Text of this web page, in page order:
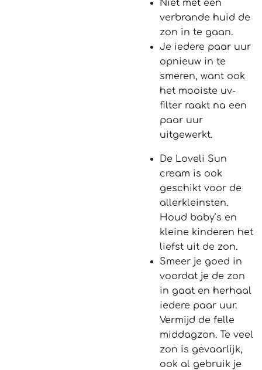
Niet met een
verbrande huid de
zon in te gaan.
Je iedere paar uur
opnieuw in te
smeren, want ook
het mooiste uv-
filter raakt na een
paar uur
uitgewerkt.
De Loveli Sun
cream is ook
geschikt voor de
allerkleinsten.
Houd baby’s en
kleine kinderen het
liefst uit de zon.
Smeer je goed in
voordat je de zon
in gaat en herhaal
iedere paar uur.
Vermijd de felle
middagzon. Te veel
zon is gevaarlijk,
ook al gebruik je